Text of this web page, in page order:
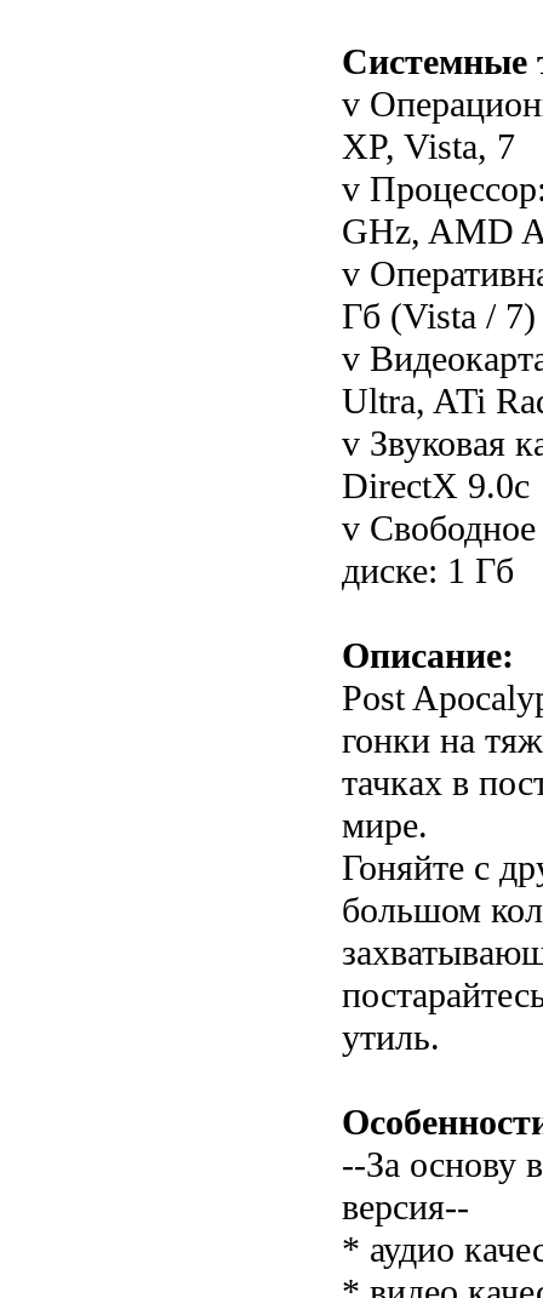
Системные
v
XP, Vista, 7
v
GHz, AMD
v
Гб (Vista / 7)
v
Ultra, ATi
v Звуковая
DirectX 9.0c
v
диске: 1 Гб
Описание:
Post
гонки на
тачках в
мире.
Гоняйте с
большом
утиль.
--За основу
версия--
* аудио